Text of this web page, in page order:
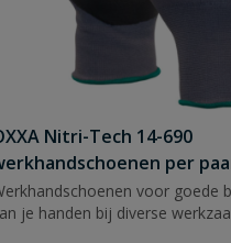
Nitri-Tech 14-690
per
voor goede
je handen bij diverse